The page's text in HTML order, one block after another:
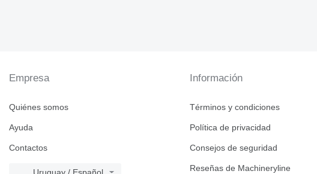
Empresa
Quiénes somos
Ayuda
Contactos
Información
Términos y condiciones
Política de privacidad
Consejos de seguridad
Reseñas de Machineryline